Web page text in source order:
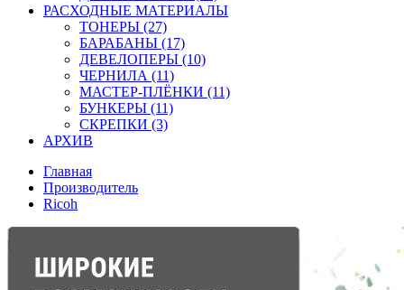
РАСХОДНЫЕ МАТЕРИАЛЫ
ТОНЕРЫ (27)
БАРАБАНЫ (17)
ДЕВЕЛОПЕРЫ (10)
ЧЕРНИЛА (11)
МАСТЕР-ПЛЁНКИ (11)
БУНКЕРЫ (11)
СКРЕПКИ (3)
АРХИВ
Главная
Производитель
Ricoh